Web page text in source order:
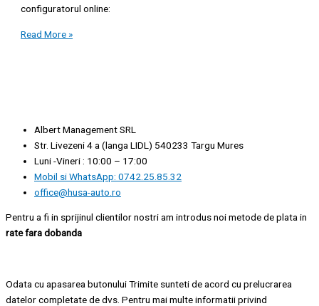
configuratorul online:
Read More »
Albert Management SRL
Str. Livezeni 4 a (langa LIDL) 540233 Targu Mures
Luni -Vineri : 10:00 – 17:00
Mobil si WhatsApp: 0742.25.85.32
office@husa-auto.ro
Pentru a fi in sprijinul clientilor nostri am introdus noi metode de plata in
rate fara dobanda
Odata cu apasarea butonului Trimite sunteti de acord cu prelucrarea
datelor completate de dvs. Pentru mai multe informatii privind